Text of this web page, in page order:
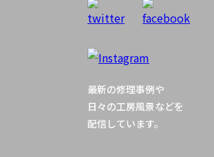
最新の修理事例や
日々の工房風景などを
配信しています。